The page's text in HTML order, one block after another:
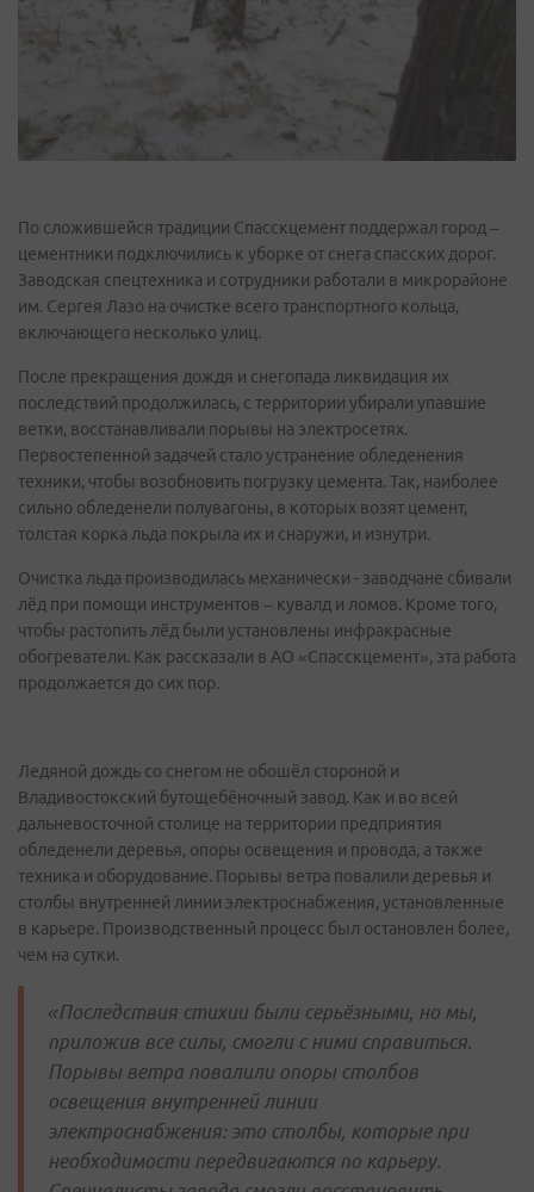
По сложившейся традиции Спасскцемент поддержал город –
цементники подключились к уборке от снега спасских дорог.
Заводская спецтехника и сотрудники работали в микрорайоне
им. Сергея Лазо на очистке всего транспортного кольца,
включающего несколько улиц.
После прекращения дождя и снегопада ликвидация их
последствий продолжилась, с территории убирали упавшие
ветки, восстанавливали порывы на электросетях.
Первостепенной задачей стало устранение обледенения
техники, чтобы возобновить погрузку цемента. Так, наиболее
сильно обледенели полувагоны, в которых возят цемент,
толстая корка льда покрыла их и снаружи, и изнутри.
Очистка льда производилась механически - заводчане сбивали
лёд при помощи инструментов – кувалд и ломов. Кроме того,
чтобы растопить лёд были установлены инфракрасные
обогреватели. Как рассказали в АО «Спасскцемент», эта работа
продолжается до сих пор.
Ледяной дождь со снегом не обошёл стороной и
Владивостокский бутощебёночный завод. Как и во всей
дальневосточной столице на территории предприятия
обледенели деревья, опоры освещения и провода, а также
техника и оборудование. Порывы ветра повалили деревья и
столбы внутренней линии электроснабжения, установленные
в карьере. Производственный процесс был остановлен более,
чем на сутки.
«Последствия стихии были серьёзными, но мы,
приложив все силы, смогли с ними справиться.
Порывы ветра повалили опоры столбов
освещения внутренней линии
электроснабжения: это столбы, которые при
необходимости передвигаются по карьеру.